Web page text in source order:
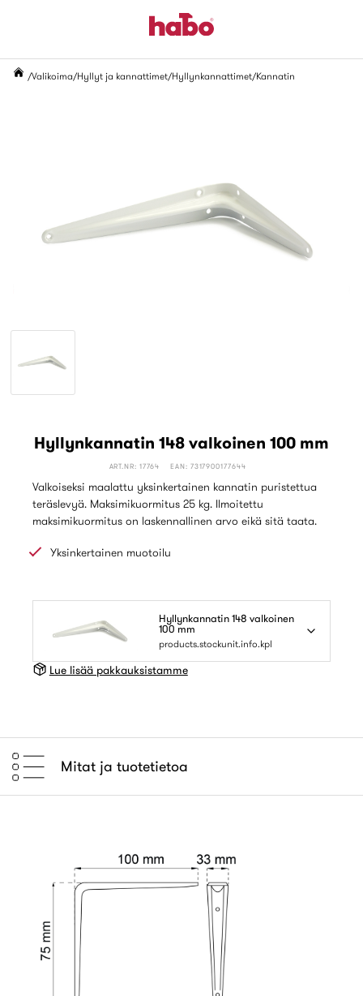
Valikoima Hyllyt ja kannattimet Hyllynkannattimet Kannatin
Hyllynkannatin 148 valkoinen 100 mm
ART.NR: 17764 EAN: 7317900177644
Valkoiseksi maalattu yksinkertainen kannatin puristettua
teräslevyä. Maksimikuormitus 25 kg. Ilmoitettu
maksimikuormitus on laskennallinen arvo eikä sitä taata.
Yksinkertainen muotoilu
Hyllynkannatin 148 valkoinen
100 mm
products.stockunit.info.kpl
Lue lisää pakkauksistamme
Mitat ja tuotetietoa